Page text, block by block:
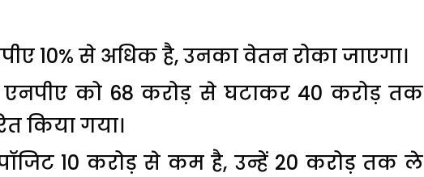
10% से अधिक है, उनका वेतन रोका जाएगा।
को 68 करोड़ से घटाकर 40 करोड़ तक
किया गया।
10 करोड़ से कम है, उन्हें 20 करोड़ तक ले